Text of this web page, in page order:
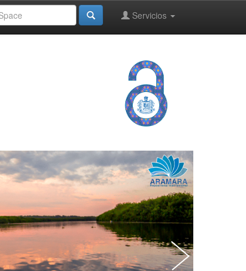
Servicios